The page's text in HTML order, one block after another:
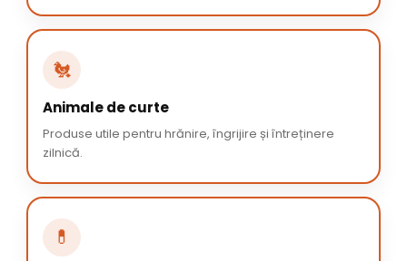
🐔
Animale de curte
Produse utile pentru hrănire, îngrijire și întreținere
zilnică.
💊